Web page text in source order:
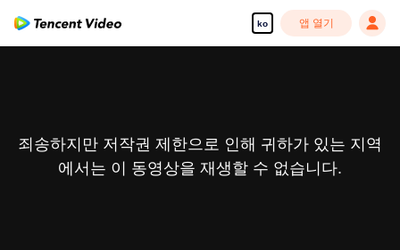
ko 앱 열기
죄송하지만 저작권 제한으로 인해 귀하가 있는 지역
에서는 이 동영상을 재생할 수 없습니다.